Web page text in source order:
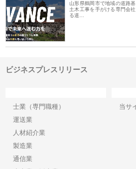
山形県鶴岡市で地域の道路
土木工事を手がける専門会
る道…
ビジネスプレスリリース
士業（専門職種）
運送業
人材紹介業
製造業
通信業
当サ